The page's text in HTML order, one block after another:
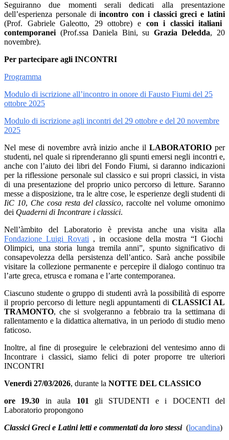
Seguiranno due momenti serali dedicati alla presentazione
dell’esperienza personale diincontro con i classici greci e latini
(Prof. Gabriele Galeotto, 29 ottobre) e con i classici italiani
contemporanei (Prof.ssa Daniela Bini, su Grazia Deledda, 20
novembre).
Per partecipare agli INCONTRI
Programma
Modulo di iscrizione all’incontro in onore di Fausto Fiumi del 25
ottobre 2025
Modulo di iscrizione agli incontri del 29 ottobre e del 20 novembre
2025
Nel mese di novembre avrà inizio anche ilLABORATORIO per
studenti, nel quale si riprenderanno gli spunti emersi negli incontri e,
anche con l’aiuto dei libri del Fondo Fiumi, si daranno indicazioni
per la riflessione personale sul classico e sui propri classici, in vista
di una presentazione del proprio unico percorso di letture. Saranno
messe a disposizione, tra le altre cose, le esperienze degli studenti di
IiC 10, Che cosa resta del classico, raccolte nel volume omonimo
dei Quaderni di Incontrare i classici.
Nell’àmbito del Laboratorio è prevista anche una visita alla
Fondazione Luigi Rovati ,in occasione della mostra “I Giochi
Olimpici, una storia lunga tremila anni”, spunto significativo di
consapevolezza della persistenza dell’antico. Sarà anche possibile
visitare la collezione permanente e percepire il dialogo continuo tra
l’arte greca, etrusca e romana e l’arte contemporanea.
Ciascuno studente o gruppo di studenti avrà la possibilità di esporre
il proprio percorso di letture negli appuntamenti di CLASSICI AL
TRAMONTO, che si svolgeranno a febbraio tra la settimana di
rallentamento e la didattica alternativa, in un periodo di studio meno
faticoso.
Inoltre, al fine di proseguire le celebrazioni del ventesimo anno di
Incontrare i classici,siamo felici di poter proporre tre ulteriori
INCONTRI
Venerdì 27/03/2026, durante la NOTTE DEL CLASSICO
ore 19.30 in aula 101 gli STUDENTI e i DOCENTIdel
Laboratorio propongono
Classici Greci e Latini letti e commentati da loro stessi (locandina)